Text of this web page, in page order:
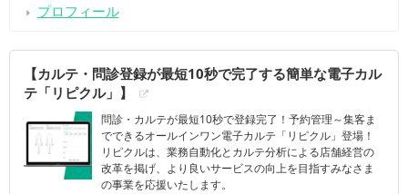
プロフィール
【カルテ・問診登録が最短10秒で完了する簡単な電子カル
テ「リピクル」】
問診・カルテが最短10秒で登録完了！予約管理～集客ま
でできるオールインワン電子カルテ「リピクル」登場！
リピクルは、業務自動化とカルテ分析による店舗経営の
改革を掲げ、より良いサービスの向上を目指すみなさま
の事業を応援いたします。